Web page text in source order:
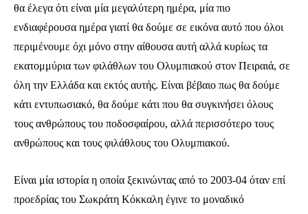
θα έλεγα ότι είναι μία μεγαλύτερη ημέρα, μία πιο
ενδιαφέρουσα ημέρα γιατί θα δούμε σε εικόνα αυτό που όλοι
περιμένουμε όχι μόνο στην αίθουσα αυτή αλλά κυρίως τα
εκατομμύρια των φιλάθλων του Ολυμπιακού στον Πειραιά, σε
όλη την Ελλάδα και εκτός αυτής. Είναι βέβαιο πως θα δούμε
κάτι εντυπωσιακό, θα δούμε κάτι που θα συγκινήσει όλους
τους ανθρώπους του ποδοσφαίρου, αλλά περισσότερο τους
ανθρώπους και τους φιλάθλους του Ολυμπιακού.
Είναι μία ιστορία η οποία ξεκινώντας από το 2003-04 όταν επί
προεδρίας του Σωκράτη Κόκκαλη έγινε το μοναδικό